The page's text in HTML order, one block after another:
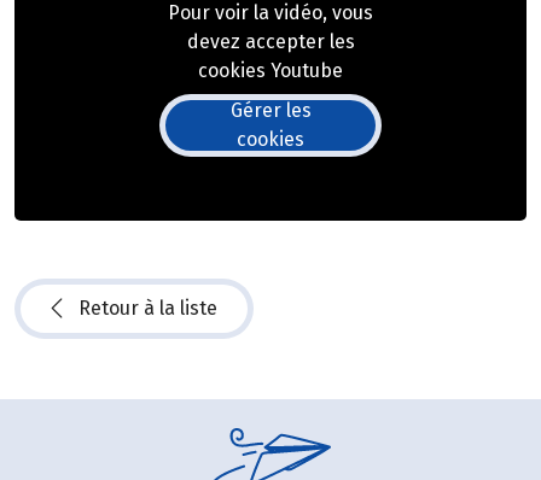
Pour voir la vidéo, vous
devez accepter les
cookies Youtube
Gérer les
cookies
Retour à la liste